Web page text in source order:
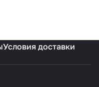
Условия доставки